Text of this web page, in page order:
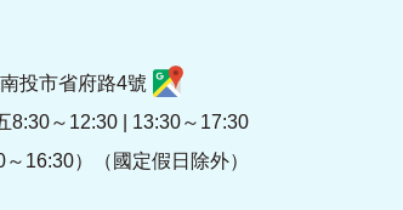
投市省府路4號
8:30～12:30 | 13:30～17:30
～16:30）（國定假日除外）